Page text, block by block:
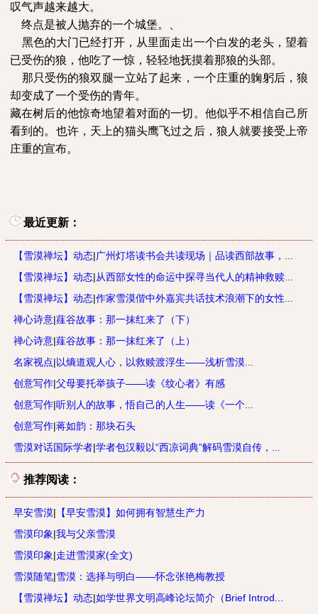
叹气声越来越大。
终点是被人抛弃的一个城堡。、
黑色的大门已经打开，从里面走出一个白发的老头，望着
已受伤的狼，他吃了一惊，轻轻地抚摸着那狼的头部。
那只受伤的狼双腿一立站了起来，一个庄重的躹躬后，狼
却变成了一个受伤的青年。
藏在树后的他惊奇地望着对面的一切。他似乎不相信自己所
看到的。也许，天上的猫头鹰飞过之后，狼人就要接受上帝
庄重的宣布。
最近更新：
【雪漠禅坛】动态|广州灯塔读书会共读现场｜品读西部故事，...
【雪漠禅坛】动态|从西部女性的命运中探寻当代人的精神救赎...
【雪漠禅坛】动态|作家雪漠偕中外嘉宾共话技术浪潮下的女性...
禅心诗意|薤谷故事：那一抹红来了（下）
禅心诗意|薤谷故事：那一抹红来了（上）
名家视点|以熵道观人心，以救赎渡浮生——浅析雪漠...
创意写作|父母要托举孩子——读《纹心者》有感
创意写作|听别人的故事，悟自己的人生——读《一个...
创意写作|蒋如韵：那块石头
雪漠对话国际学者|学者包汉毅以“西凉词典”解码雪漠自传，...
推荐阅读：
早安雪漠| 【早安雪漠】如何拥有智慧生产力
雪漠印象|我与父亲雪漠
雪漠印象|走进雪漠家(全文)
雪漠随笔|雪漠：选择与明白——怀念张艳梅教授
【雪漠禅坛】动态|如学世界文明高峰论坛简介（Brief Introd...